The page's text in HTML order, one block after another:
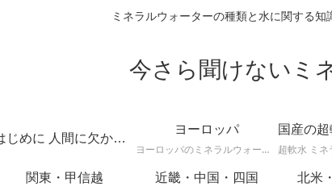
ミネラルウォーターの種類と水に関する
今さら聞けないミ
はじめに 人間に欠かせない水のテーマは深いというご挨拶
ヨーロッパ
ヨーロッパのミネラルウォーターに関する情報です。ＥＵ加盟のヨーロッパ諸国では、ミネラルウォーターに関して次のような厳しい統一基準が定められています。
関東・甲信越
近畿・中国・四国
北米